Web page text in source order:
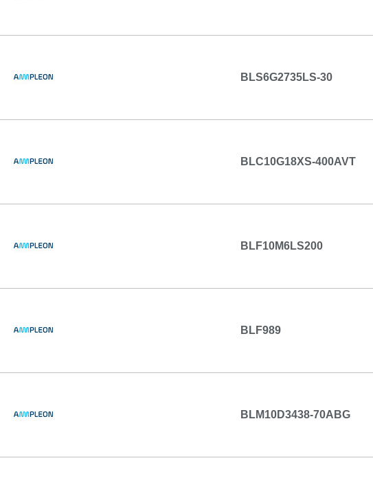
BLS6G2735LS-30
BLC10G18XS-400AVT
BLF10M6LS200
BLF989
BLM10D3438-70ABG